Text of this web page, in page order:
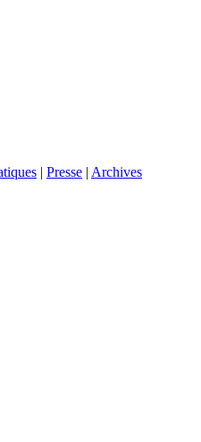
| Presse | Archives